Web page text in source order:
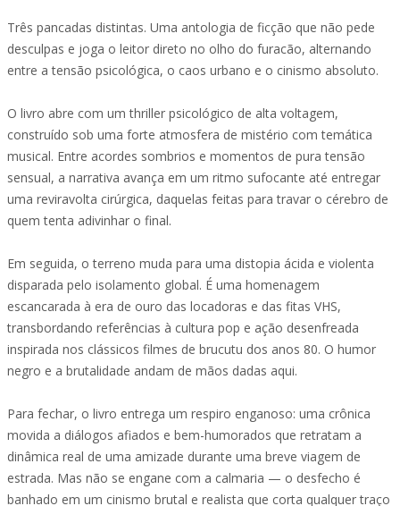
Três pancadas distintas. Uma antologia de ficção que não pede
desculpas e joga o leitor direto no olho do furacão, alternando
entre a tensão psicológica, o caos urbano e o cinismo absoluto.
O livro abre com um thriller psicológico de alta voltagem,
construído sob uma forte atmosfera de mistério com temática
musical. Entre acordes sombrios e momentos de pura tensão
sensual, a narrativa avança em um ritmo sufocante até entregar
uma reviravolta cirúrgica, daquelas feitas para travar o cérebro de
quem tenta adivinhar o final.
Em seguida, o terreno muda para uma distopia ácida e violenta
disparada pelo isolamento global. É uma homenagem
escancarada à era de ouro das locadoras e das fitas VHS,
transbordando referências à cultura pop e ação desenfreada
inspirada nos clássicos filmes de brucutu dos anos 80. O humor
negro e a brutalidade andam de mãos dadas aqui.
Para fechar, o livro entrega um respiro enganoso: uma crônica
movida a diálogos afiados e bem-humorados que retratam a
dinâmica real de uma amizade durante uma breve viagem de
estrada. Mas não se engane com a calmaria — o desfecho é
banhado em um cinismo brutal e realista que corta qualquer traço